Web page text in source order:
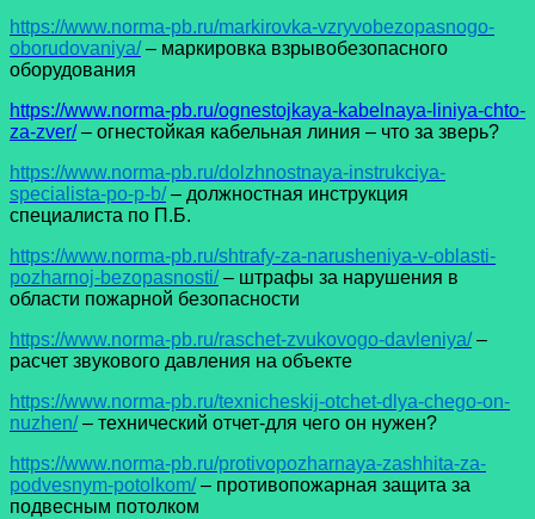
https://www.norma-pb.ru/markirovka-vzryvobezopasnogo-
oborudovaniya/– маркировка взрывобезопасного
оборудования
https://www.norma-pb.ru/ognestojkaya-kabelnaya-liniya-chto-
za-zver/ – огнестойкая кабельная линия – что за зверь?
https://www.norma-pb.ru/dolzhnostnaya-instrukciya-
specialista-po-p-b/– должностная инструкция
специалиста по П.Б.
https://www.norma-pb.ru/shtrafy-za-narusheniya-v-oblasti-
pozharnoj-bezopasnosti/– штрафы за нарушения в
области пожарной безопасности
https://www.norma-pb.ru/raschet-zvukovogo-davleniya/–
расчет звукового давления на объекте
https://www.norma-pb.ru/texnicheskij-otchet-dlya-chego-on-
nuzhen/– технический отчет-для чего он нужен?
https://www.norma-pb.ru/protivopozharnaya-zashhita-za-
podvesnym-potolkom/– противопожарная защита за
подвесным потолком